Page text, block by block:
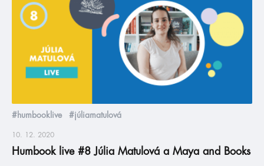
#humbooklive #júliamatulová
10. 12. 2020
Humbook live #8 Júlia Matulová a Maya and Books